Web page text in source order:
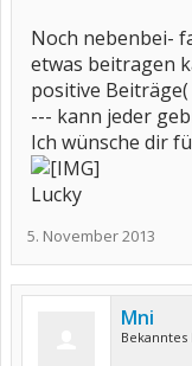
Noch nebenbei-
etwas beitragen
positive Beiträge(
--- kann jeder
Ich wünsche dir
Lucky
5. November 2013
Mni